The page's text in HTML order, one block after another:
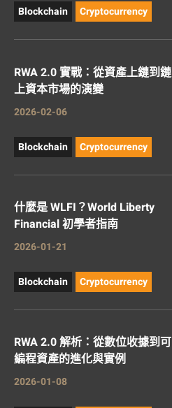
Blockchain Cryptocurrency
RWA 2.0 實戰：從資產上鏈到鏈
上資本市場的演變
2026-02-06
Blockchain Cryptocurrency
什麼是 WLFI？World Liberty
Financial 初學者指南
2026-01-21
Blockchain Cryptocurrency
RWA 2.0 解析：從數位收據到可
編程資產的進化與實例
2026-01-08